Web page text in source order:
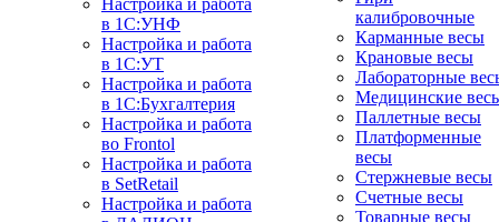
Настройка и работа
в 1С:УНФ
Настройка и работа
в 1С:УТ
Настройка и работа
в 1С:Бухгалтерия
Настройка и работа
во Frontol
Настройка и работа
в SetRetail
Настройка и работа
калибровочные
Карманные весы
Крановые весы
Лабораторные
Медицинские
Паллетные весы
Платформенные
весы
Стержневые весы
Счетные весы
Товарные весы